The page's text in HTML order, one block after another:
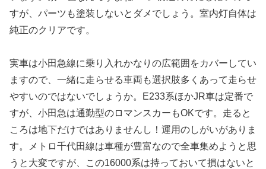
すが、パーツも塗装しないとダメでしょう。室内灯自体は
純正のクリアです。
実車は小田急線に乗り入れかなりの広範囲をカバーしてい
ますので、一緒に走らせる車両も選択肢多くあって走らせ
やすいのではないでしょうか。E233系ほかJR車は定番で
すが、小田急は通勤型のロマンスカーもOKです。走ると
ころは地下だけではありませんし！運用のしがいがありま
す。メトロ千代田線は車種が豊富なので全車集めようと思
うと大変ですが、この16000系は持っておいて損はないと